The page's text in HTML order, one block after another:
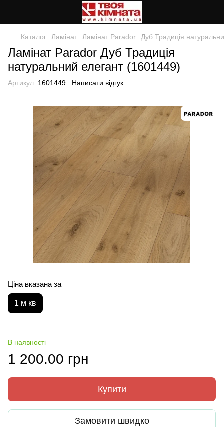
Каталог Ламінат Ламінат Parador Дуб Традиція
Ламінат Parador Дуб Традиція
натуральний елегант (1601449)
Артикул: 1601449 Написати відгук
Ціна вказана за
1 м кв
В наявності
1 200.00 грн
Купити
Замовити швидко